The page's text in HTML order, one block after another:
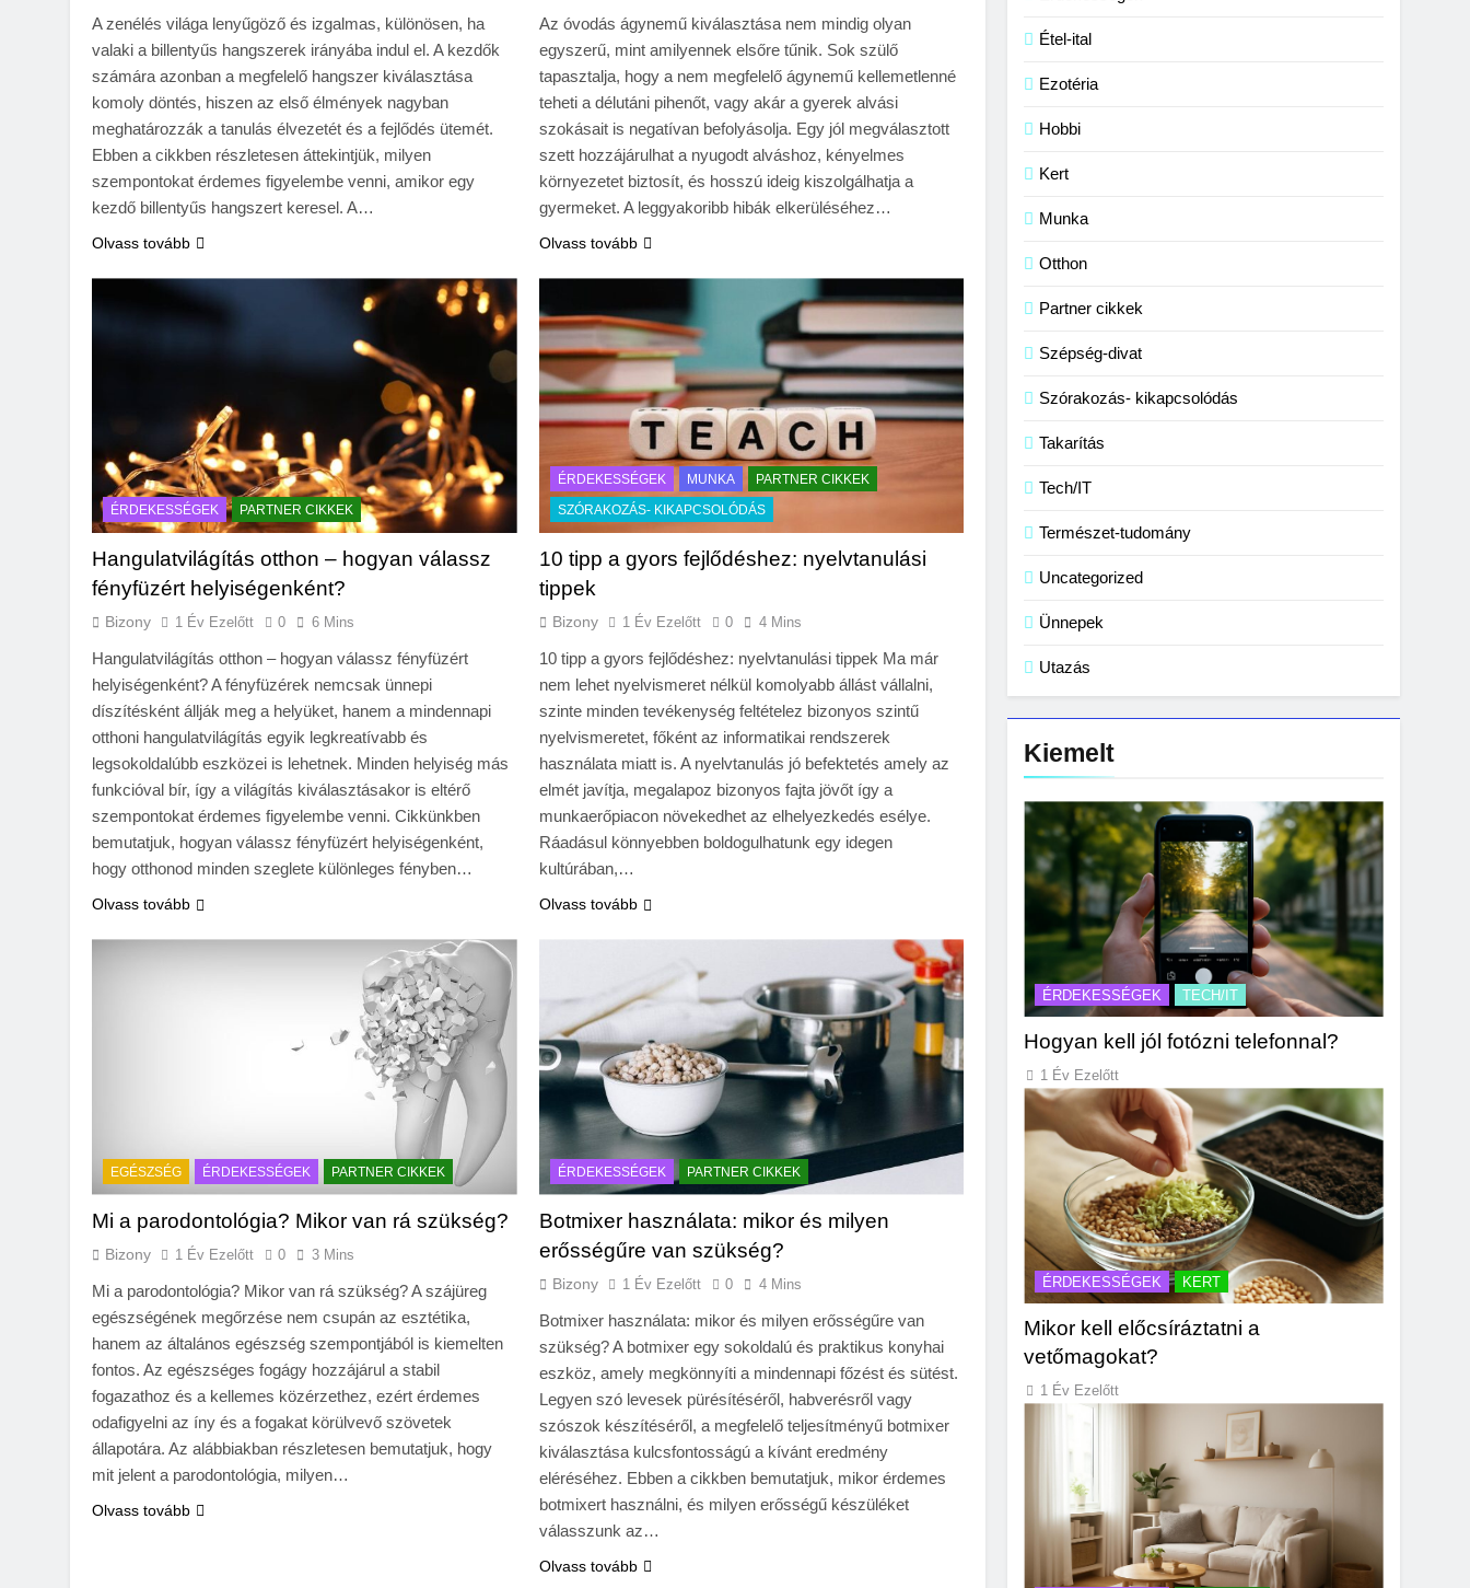
A zenélés világa lenyűgöző és izgalmas, különösen, ha
valaki a billentyűs hangszerek irányába indul el. A kezdők
számára azonban a megfelelő hangszer kiválasztása
komoly döntés, hiszen az első élmények nagyban
meghatározzák a tanulás élvezetét és a fejlődés ütemét.
Ebben a cikkben részletesen áttekintjük, milyen
szempontokat érdemes figyelembe venni, amikor egy
kezdő billentyűs hangszert keresel. A…
Olvass tovább
Az óvodás ágynemű kiválasztása nem mindig olyan
egyszerű, mint amilyennek elsőre tűnik. Sok szülő
tapasztalja, hogy a nem megfelelő ágynemű kellemetlenné
teheti a délutáni pihenőt, vagy akár a gyerek alvási
szokásait is negatívan befolyásolja. Egy jól megválasztott
szett hozzájárulhat a nyugodt alváshoz, kényelmes
környezetet biztosít, és hosszú ideig kiszolgálhatja a
gyermeket. A leggyakoribb hibák elkerüléséhez…
Olvass tovább
ÉRDEKESSÉGEK PARTNER CIKKEK
Hangulatvilágítás otthon – hogyan válassz
fényfüzért helyiségenként?
Bizony 1 Év Ezelőtt 0 6 Mins
Hangulatvilágítás otthon – hogyan válassz fényfüzért
helyiségenként? A fényfüzérek nemcsak ünnepi
díszítésként állják meg a helyüket, hanem a mindennapi
otthoni hangulatvilágítás egyik legkreatívabb és
legsokoldalúbb eszközei is lehetnek. Minden helyiség más
funkcióval bír, így a világítás kiválasztásakor is eltérő
szempontokat érdemes figyelembe venni. Cikkünkben
bemutatjuk, hogyan válassz fényfüzért helyiségenként,
hogy otthonod minden szeglete különleges fényben…
Olvass tovább
ÉRDEKESSÉGEK MUNKA
PARTNER CIKKEK
SZÓRAKOZÁS- KIKAPCSOLÓDÁS
10 tipp a gyors fejlődéshez: nyelvtanulási
tippek
Bizony 1 Év Ezelőtt 0 4 Mins
10 tipp a gyors fejlődéshez: nyelvtanulási tippek Ma már
nem lehet nyelvismeret nélkül komolyabb állást vállalni,
szinte minden tevékenység feltételez bizonyos szintű
nyelvismeretet, főként az informatikai rendszerek
használata miatt is. A nyelvtanulás jó befektetés amely az
elmét javítja, megalapoz bizonyos fajta jövőt így a
munkaerőpiacon növekedhet az elhelyezkedés esélye.
Ráadásul könnyebben boldogulhatunk egy idegen
kultúrában,…
Olvass tovább
EGÉSZSÉG ÉRDEKESSÉGEK PARTNER CIKKEK
Mi a parodontológia? Mikor van rá szükség?
Bizony 1 Év Ezelőtt 0 3 Mins
Mi a parodontológia? Mikor van rá szükség? A szájüreg
egészségének megőrzése nem csupán az esztétika,
hanem az általános egészség szempontjából is kiemelten
fontos. Az egészséges fogágy hozzájárul a stabil
fogazathoz és a kellemes közérzethez, ezért érdemes
odafigyelni az íny és a fogakat körülvevő szövetek
állapotára. Az alábbiakban részletesen bemutatjuk, hogy
mit jelent a parodontológia, milyen…
Olvass tovább
ÉRDEKESSÉGEK PARTNER CIKKEK
Botmixer használata: mikor és milyen
erősségűre van szükség?
Bizony 1 Év Ezelőtt 0 4 Mins
Botmixer használata: mikor és milyen erősségűre van
szükség? A botmixer egy sokoldalú és praktikus konyhai
eszköz, amely megkönnyíti a mindennapi főzést és sütést.
Legyen szó levesek pürésítéséről, habverésről vagy
szószok készítéséről, a megfelelő teljesítményű botmixer
kiválasztása kulcsfontosságú a kívánt eredmény
eléréséhez. Ebben a cikkben bemutatjuk, mikor érdemes
botmixert használni, és milyen erősségű készüléket
válasszunk az…
Olvass tovább
Étel-ital
Ezotéria
Hobbi
Kert
Munka
Otthon
Partner cikkek
Szépség-divat
Szórakozás- kikapcsolódás
Takarítás
Tech/IT
Természet-tudomány
Uncategorized
Ünnepek
Utazás
Kiemelt
ÉRDEKESSÉGEK TECH/IT
Hogyan kell jól fotózni telefonnal?
1 Év Ezelőtt
ÉRDEKESSÉGEK KERT
Mikor kell előcsíráztatni a
vetőmagokat?
1 Év Ezelőtt